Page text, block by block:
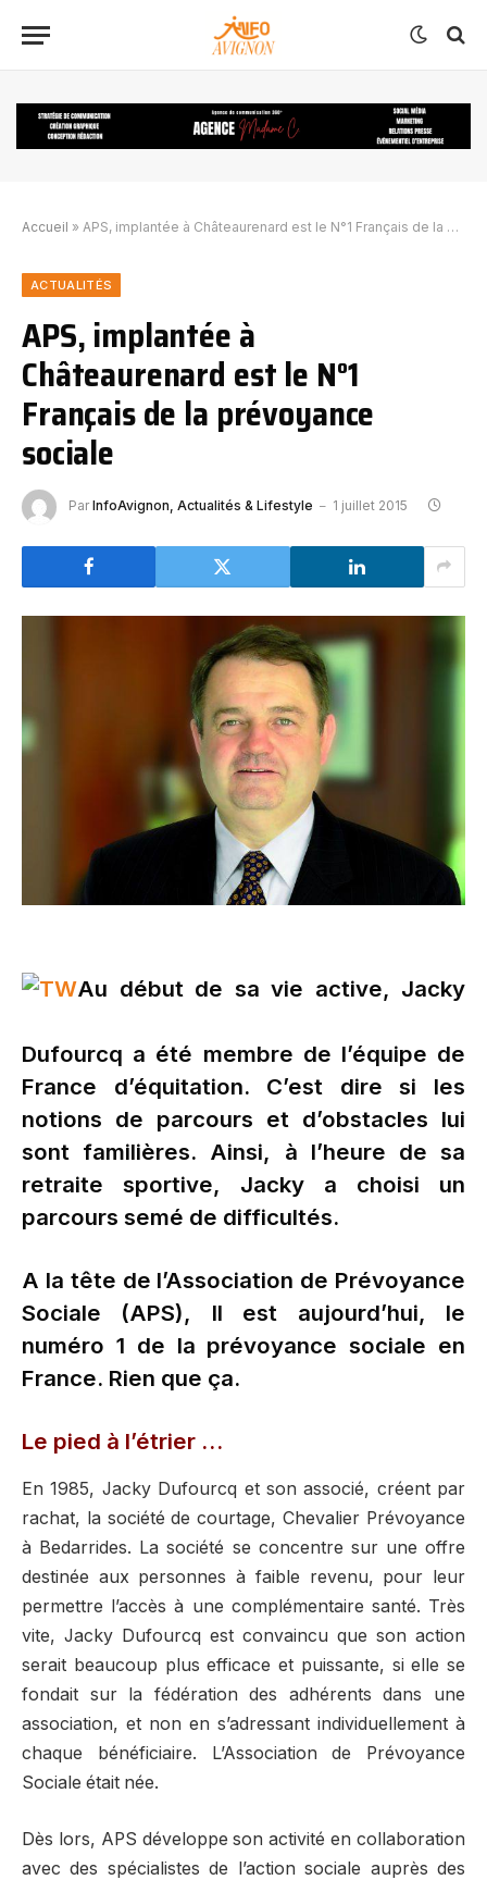
Accueil » APS, implantée à Châteaurenard est le N°1 Français de la prévoyance sociale
ACTUALITÉS
APS, implantée à
Châteaurenard est le N°1
Français de la prévoyance
sociale
Par InfoAvignon, Actualités & Lifestyle 1 juillet 2015
Au début de sa vie active, Jacky
Dufourcq a été membre de l’équipe de
France d’équitation. C’est dire si les
notions de parcours et d’obstacles lui
sont familières. Ainsi, à l’heure de sa
retraite sportive, Jacky a choisi un
parcours semé de difficultés.
A la tête de l’Association de Prévoyance
Sociale (APS), Il est aujourd’hui, le
numéro 1 de la prévoyance sociale en
France. Rien que ça.
Le pied à l’étrier …
En 1985, Jacky Dufourcq et son associé, créent par
rachat, la société de courtage, Chevalier Prévoyance
à Bedarrides. La société se concentre sur une offre
destinée aux personnes à faible revenu, pour leur
permettre l’accès à une complémentaire santé. Très
vite, Jacky Dufourcq est convaincu que son action
serait beaucoup plus efficace et puissante, si elle se
fondait sur la fédération des adhérents dans une
association, et non en s’adressant individuellement à
chaque bénéficiaire. L’Association de Prévoyance
Sociale était née.
Dès lors, APS développe son activité en collaboration
avec des spécialistes de l’action sociale auprès des